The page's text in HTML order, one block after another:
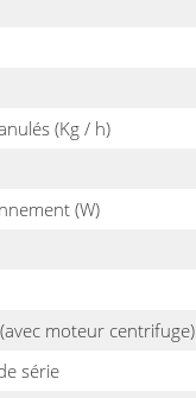
(Kg / h)
(W)
moteur centrifuge)
série